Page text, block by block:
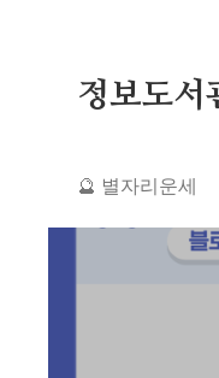
정보도서
🔮 별자리운세